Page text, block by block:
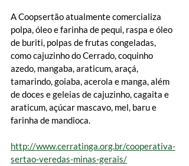
A Coopsertão atualmente comercializa
polpa, óleo e farinha de pequi, raspa e óleo
de buriti, polpas de frutas congeladas,
como cajuzinho do Cerrado, coquinho
azedo, mangaba, araticum, araçá,
tamarindo, goiaba, acerola e manga, além
de doces e geleias de cajuzinho, cagaita e
araticum, açúcar mascavo, mel, baru e
farinha de mandioca.
http://www.cerratinga.org.br/cooperativa-
sertao-veredas-minas-gerais/